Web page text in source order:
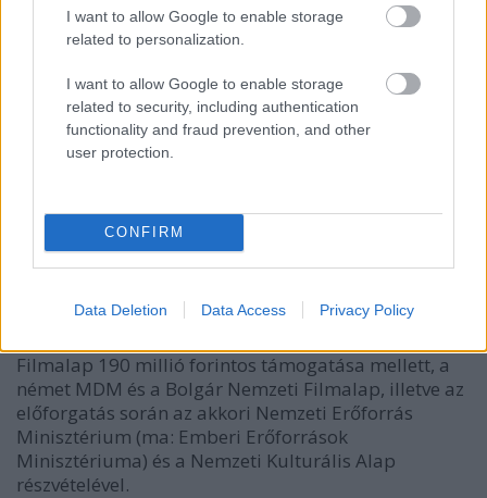
I want to allow Google to enable storage
related to personalization.
I want to allow Google to enable storage
related to security, including authentication
functionality and fraud prevention, and other
user protection.
CONFIRM
Data Deletion Data Access Privacy Policy
A korokon átívelő, gazdag látványvilághoz a ruhákat
Szakács Györgyitervezte, a korabeli belsőket
Einhorn Zsuzsaés berendező csapata biztosítja. A
film magyarországi producereGarami Gábor
Fekete Ibolya elmondta, az ő kitartása nélkül nem
magyar filmfinanszírozás évekig tartó átalakítása is.
(CinemaFilm), német (NikoFilm) és bolgár (Kaboal
Filmalap 190 millió forintos támogatása mellett, a
német MDM és a Bolgár Nemzeti Filmalap, illetve az
előforgatás során az akkori Nemzeti Erőforrás
Minisztérium (ma: Emberi Erőforrások
Minisztériuma) és a Nemzeti Kulturális Alap
részvételével.